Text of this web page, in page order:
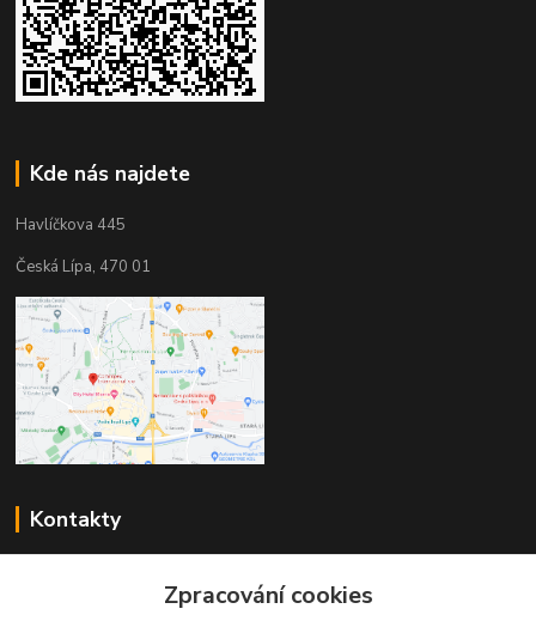
Kde nás najdete
Havlíčkova 445
Česká Lípa, 470 01
Kontakty
+420 603 823 376
Zpracování cookies